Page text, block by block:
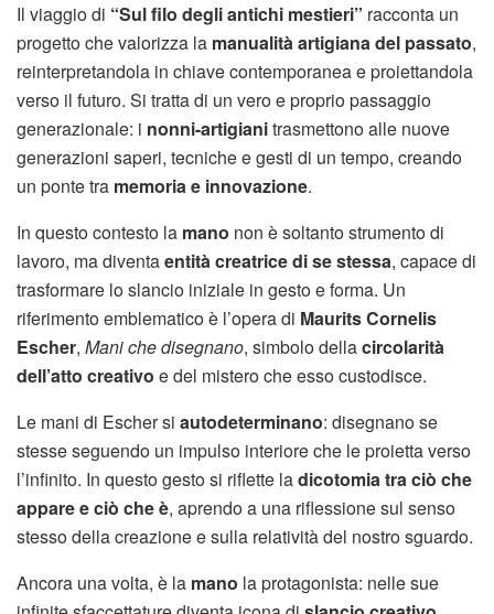
Il viaggio di “Sul filo degli antichi mestieri” racconta un
progetto che valorizza la manualità artigiana del passato,
reinterpretandola in chiave contemporanea e proiettandola
verso il futuro. Si tratta di un vero e proprio passaggio
generazionale: i nonni-artigianitrasmettono alle nuove
generazioni saperi, tecniche e gesti di un tempo, creando
un ponte tra memoria e innovazione.
In questo contesto la mano non è soltanto strumento di
lavoro, ma diventaentità creatrice di se stessa, capace di
trasformare lo slancio iniziale in gesto e forma. Un
riferimento emblematico è l’opera di Maurits Cornelis
Escher, Mani che disegnano, simbolo dellacircolarità
dell’atto creativo e del mistero che esso custodisce.
Le mani di Escher si autodeterminano: disegnano se
stesse seguendo un impulso interiore che le proietta verso
l’infinito. In questo gesto si riflette ladicotomia tra ciò che
appare e ciò che è, aprendo a una riflessione sul senso
stesso della creazione e sulla relatività del nostro sguardo.
Ancora una volta, è la mano la protagonista: nelle sue